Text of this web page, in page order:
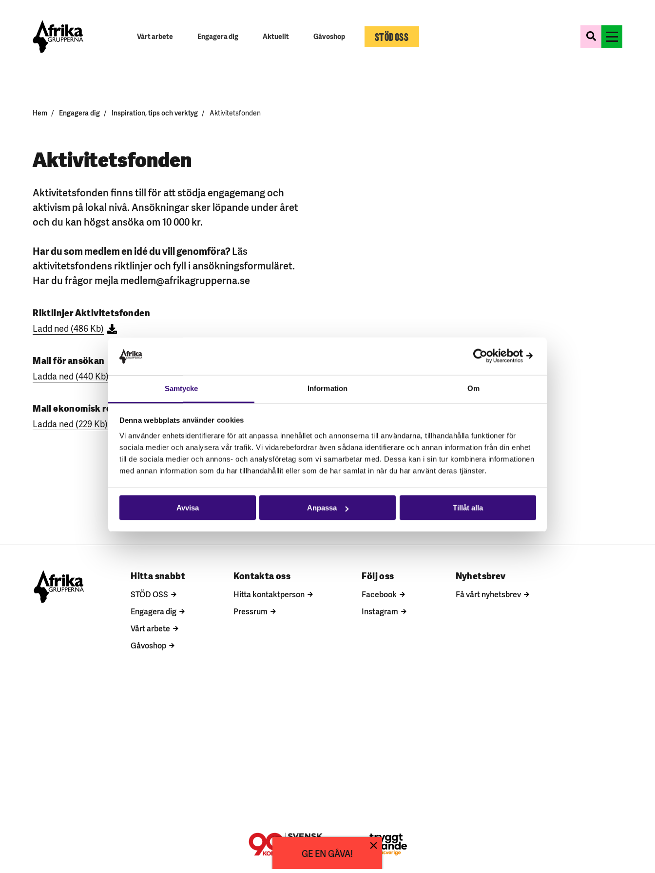
Samtycke Information Om
Denna webbplats använder cookies
Vi använder enhetsidentifierare för att anpassa innehållet och annonserna till användarna, tillhandahålla funktioner för
sociala medier och analysera vår trafik. Vi vidarebefordrar även sådana identifierare och annan information från din enhet
till de sociala medier och annons- och analysföretag som vi samarbetar med. Dessa kan i sin tur kombinera informationen
med annan information som du har tillhandahållit eller som de har samlat in när du har använt deras tjänster.
Avvisa Anpassa Tillåt alla
Vårt arbete Engagera dig Aktuellt Gåvoshop STÖD OSS
Hem Engagera dig Inspiration, tips och verktyg Aktivitetsfonden
Aktivitetsfonden
Aktivitetsfonden finns till för att stödja engagemang och
aktivism på lokal nivå. Ansökningar sker löpande under året
och du kan högst ansöka om 10 000 kr.
Har du som medlem en idé du vill genomföra?Läs
aktivitetsfondens riktlinjer och fyll i ansökningsformuläret.
Har du frågor mejla medlem@afrikagrupperna.se
Riktlinjer Aktivitetsfonden
Ladd ned (486 Kb)
Mall för ansökan
Ladda ned (440 Kb)
Mall ekonomisk redovisning
Ladda ned (229 Kb)
Hitta snabbt
STÖD OSS
Engagera dig
Vårt arbete
Gåvoshop
Kontakta oss
Hitta kontaktperson
Pressrum
Följ oss
Facebook
Instagram
Nyhetsbrev
Få vårt nyhetsbrev
GE EN GÅVA!